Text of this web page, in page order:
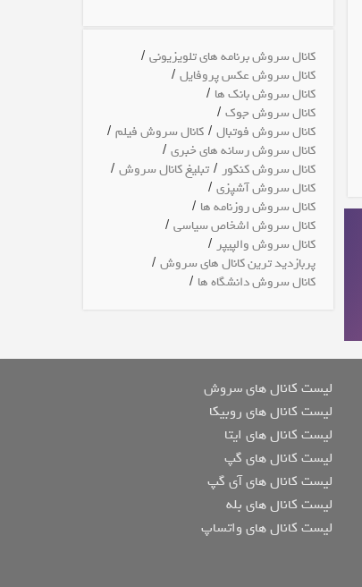
کانال سروش برنامه های تلویزیونی/
کانال سروش عکس پروفایل/
کانال سروش بانک ها /
کانال سروش جوک/
کانال سروش فوتبال/ کانال سروش فیلم/
کانال سروش رسانه های خبری/
کانال سروش کنکور/ تبلیغ کانال سروش/
کانال سروش آشپزی/
کانال سروش روزنامه ها /
کانال سروش اشخاص سیاسی/
کانال سروش والپیپر/
پربازدید ترین کانال های سروش/
کانال سروش دانشگاه ها /
لیست کانال های سروش
لیست کانال های روبیکا
لیست کانال های ایتا
لیست کانال های گپ
لیست کانال های آی گپ
لیست کانال های بله
لیست کانال های واتساپ